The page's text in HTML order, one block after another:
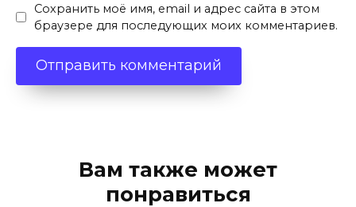
Сохранить моё имя, email и адрес сайта в этом
браузере для последующих моих комментариев.
Вам также может
понравиться